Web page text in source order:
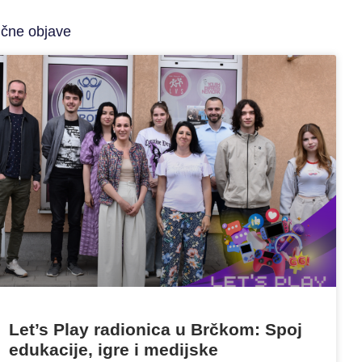
objave
Let’s Play radionica u Brčkom: Spoj
edukacije, igre i medijske